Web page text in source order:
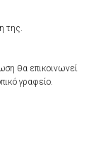
της.
θα επικοινωνεί
γραφείο.